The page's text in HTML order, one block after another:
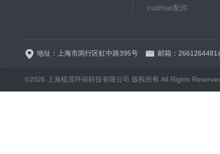
codmax配件
地址：上海市闵行区虹中路395号 邮箱：
©2026 上海植茂环保科技有限公司 版权所有 All Rights